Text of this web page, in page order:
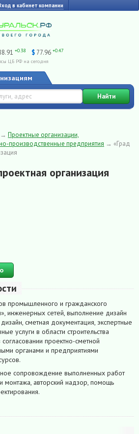
в кабинет компании
+0.38 $ 77.96 +0.47
ЦБ РФ на сегодня
Найти
→ Проектные организации,
производственные предприятия → «Град
организация
промышленного и гражданского
инженерных сетей, выполнение дизайн
сметная документация, экспертные
услуги в области строительства
проектно-сметной
органами и предприятиями
сопровождение выполненных работ
монтажа, авторский надзор, помощь